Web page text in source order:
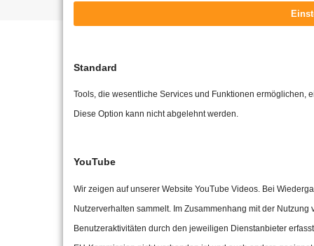
Standard
Tools, die wesentliche Services und Funktionen ermöglichen,
Diese Option kann nicht abgelehnt werden.
YouTube
Wir zeigen auf unserer Website YouTube Videos. Bei
Nutzerverhalten sammelt. Im Zusammenhang mit der
Benutzeraktivitäten durch den jeweiligen Dienstanbieter